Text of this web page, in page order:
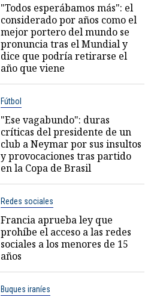
"Todos esperábamos más": el
considerado por años como el
mejor portero del mundo se
pronuncia tras el Mundial y
dice que podría retirarse el
año que viene
Fútbol
"Ese vagabundo": duras
críticas del presidente de un
club a Neymar por sus insultos
y provocaciones tras partido
en la Copa de Brasil
Redes sociales
Francia aprueba ley que
prohíbe el acceso a las redes
sociales a los menores de 15
años
Buques iraníes